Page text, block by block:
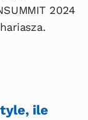
2024
ile